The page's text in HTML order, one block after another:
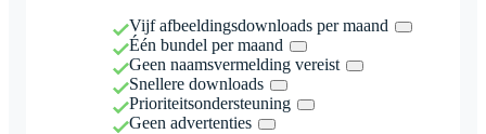
Vijf afbeeldingsdownloads per maand
Één bundel per maand
Geen naamsvermelding vereist
Snellere downloads
Prioriteitsondersteuning
Geen advertenties